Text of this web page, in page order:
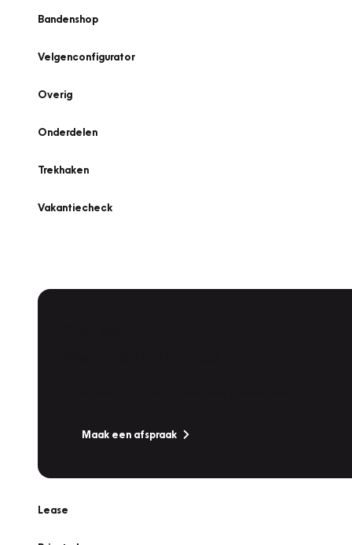
Bandenshop
Velgenconfigurator
Overig
Onderdelen
Trekhaken
Vakantiecheck
Maak een afspraak
Lease